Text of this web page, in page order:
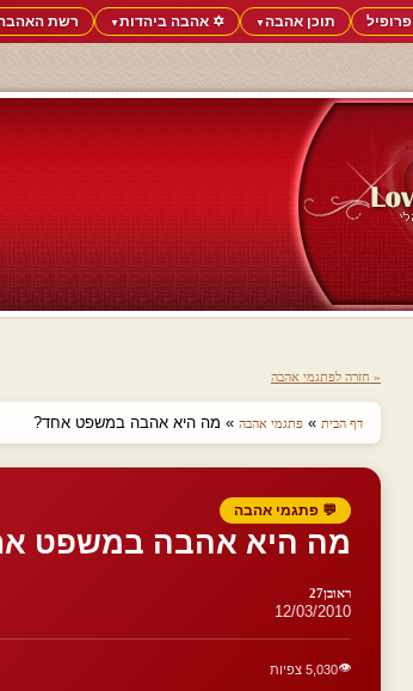
פרופיל תוכן אהבה▼ ✡️ אהבה ביהדות▼ רשת
« חזרה לפתגמי אהבה
דף הבית » פתגמי אהבה » מה היא אהבה במשפט אחד?
💬 פתגמי אהבה
מה היא אהבה במשפט
ראובן27
12/03/2010
👁️5,030 צפיות